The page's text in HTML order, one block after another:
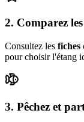
2. Comparez
Consultez les fiches
pour choisir l'étang
3. Pêchez et